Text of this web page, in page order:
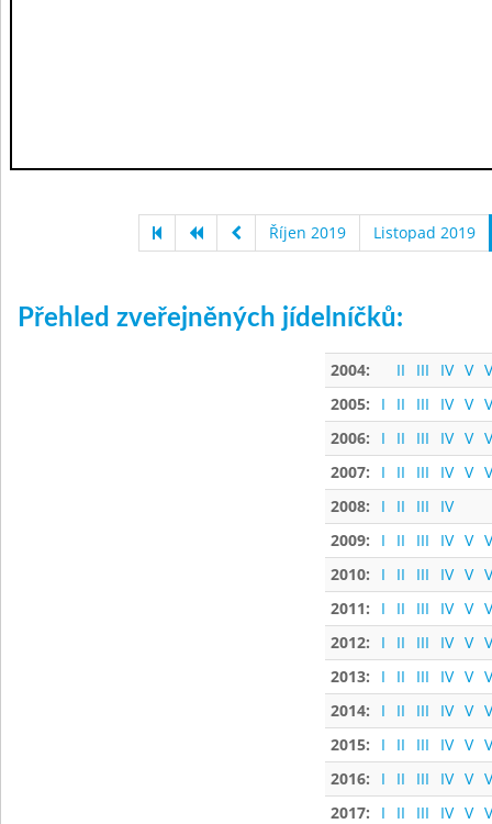
Říjen 2019 Listopad 2019
Přehled zveřejněných jídelníčků:
2004: II III IV V
2005:
I II III IV V
2006:
I II III IV V
2007:
I II III IV V
2008:
I II III
IV
2009:
I II III IV V
2010:
I II III IV V
2011:
I II III IV V
2012:
I II III IV V
2013:
I II III IV V
2014:
I II III IV V
2015:
I II III IV V
2016:
I II III IV V
2017:
I II III IV V